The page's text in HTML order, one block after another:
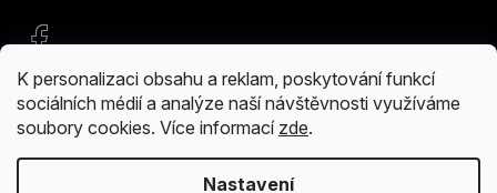
K personalizaci obsahu a reklam, poskytování funkcí
sociálních médií a analýze naší návštěvnosti využíváme
soubory cookies. Více informací zde.
Nastavení
Vytvořil Shoptet
PlasticWargaming